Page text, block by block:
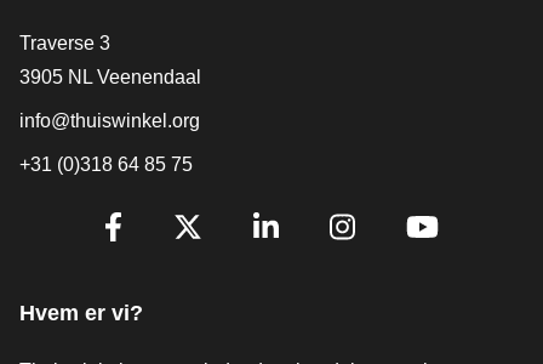
[_General:Contact]
Traverse 3
3905 NL Veenendaal
info@thuiswinkel.org
+31 (0)318 64 85 75
[_General:SocialMediaTitle]
Hvem er vi?